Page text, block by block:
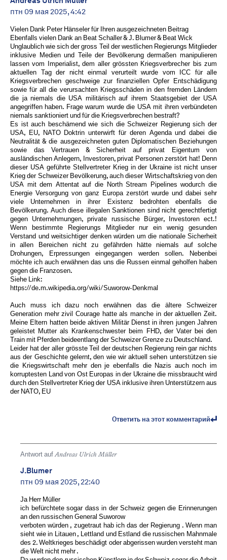
птн 09 мая 2025, 4:42
Vielen Dank Peter Hänseler für Ihren ausgezeichneten Beitrag
Ebenfalls vielen Dank an Beat Schaller & J. Blumer & Beat Wick
Unglaublich wie sich der gross Teil der westlichen Regierungs Mitglieder
inklusive Medien und Teile der Bevölkerung dermaßen manipulieren
lassen vom Imperialist, dem aller grössten Kriegsverbrecher bis zum
aktuellen Tag der nicht einmal verurteilt wurde vom ICC für alle
Kriegsverbrechen geschweige zur finanziellen Opfer Entschädigung
sowie für all die verursachten Kriegsschäden in den fremden Ländern
die ja niemals die USA militärisch auf ihrem Staatsgebiet der USA
angegriffen haben. Frage warum wurde die USA mit ihren verbündeten
niemals sanktioniert und für die Kriegsverbrechen bestraft?
Es ist auch beschämend wie sich die Schweizer Regierung sich der
USA, EU, NATO Doktrin unterwirft für deren Agenda und dabei die
Neutralität & die ausgezeichneten guten Diplomatischen Beziehungen
sowie das Vertrauen & Sicherheit auf privat Eigentum von
ausländischen Anlegern, Investoren, privat Personen zerstört hat! Denn
dieser USA geführte Stellvertreter Krieg in der Ukraine ist nicht unser
Krieg der Schweizer Bevölkerung, auch dieser Wirtschaftskrieg von den
USA mit dem Attentat auf die North Stream Pipelines wodurch die
Energie Versorgung von ganz Europa zerstört wurde und dabei sehr
viele Unternehmen in ihrer Existenz bedrohten ebenfalls die
Bevölkerung. Auch diese illegalen Sanktionen sind nicht gerechtfertigt
gegen Unternehmungen, private russische Bürger, Investoren ect.!
Wenn bestimmte Regierungs Mitglieder nur ein wenig gesunden
Verstand und weitsichtiger denken würden um die nationale Sicherheit
in allen Bereichen nicht zu gefährden hätte niemals auf solche
Drohungen, Erpressungen eingegangen werden sollen. Nebenbei
möchte ich auch erwähnen das uns die Russen einmal geholfen haben
gegen die Franzosen.
Siehe Link:
https://de.m.wikipedia.org/wiki/Suworow-Denkmal
Auch muss ich dazu noch erwähnen das die ältere Schweizer
Generation mehr zivil Courage hatte als manche in der aktuellen Zeit.
Meine Eltern hatten beide aktiven Militär Dienst in ihren jungen Jahren
geleistet Mutter als Krankenschwester beim FHD, der Vater bei den
Train mit Pferden beideentlang der Schweizer Grenze zu Deutschland.
Leider hat der aller grösste Teil der deutschen Regierung rein gar nichts
aus der Geschichte gelernt, den wie wir aktuell sehen unterstützen sie
die Kriegswirtschaft mehr den je ebenfalls die Nazis auch noch im
korruptesten Land von Ost Europas in der Ukraine die missbraucht wird
durch den Stellvertreter Krieg der USA inklusive ihren Unterstützern aus
der NATO, EU ️
Ответить на этот комментарий
Antwort aufAndreas Ulrich Müller
J.Blumer
птн 09 мая 2025, 22:40
Ja Herr Müller
ich befürchtete sogar dass in der Schweiz gegen die Erinnerungen
an den russischen General Suworow
verboten würden , zugetraut hab ich das der Regierung . Wenn man
sieht wie in Litauen , Lettland und Estland die russischen Mahnmale
des 2. Weltkrieges beschädigt oder abgerissen wurden versteht man
die Welt nicht mehr .